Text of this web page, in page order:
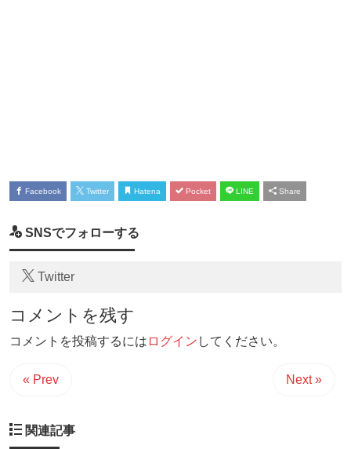
Facebook Twitter Hatena Pocket LINE Share
SNSでフォローする
Twitter
コメントを残す
コメントを投稿するには ログイン してください。
« Prev Next »
関連記事